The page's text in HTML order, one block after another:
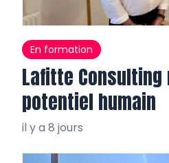
En formation
Lafitte Consulting
potentiel humain
il y a 8 jours